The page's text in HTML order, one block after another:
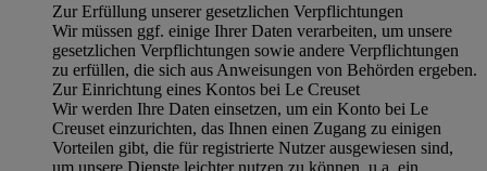
Zur Erfüllung unserer gesetzlichen Verpflichtungen
Wir müssen ggf. einige Ihrer Daten verarbeiten, um unsere
gesetzlichen Verpflichtungen sowie andere Verpflichtungen
zu erfüllen, die sich aus Anweisungen von Behörden ergeben.
Zur Einrichtung eines Kontos bei Le Creuset
Wir werden Ihre Daten einsetzen, um ein Konto bei Le
Creuset einzurichten, das Ihnen einen Zugang zu einigen
Vorteilen gibt, die für registrierte Nutzer ausgewiesen sind,
um unsere Dienste leichter nutzen zu können, u.a. ein